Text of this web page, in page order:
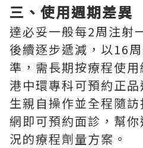
三、使用週期差異
達必妥一般每2周注射
後續逐步遞減，以16
準，需長期按療程使
港中環專科可預約正
生親自操作並全程隨
網即可預約面診，幫
況的療程劑量方案。